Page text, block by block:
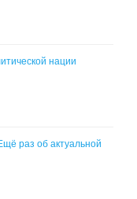
нации
раз об актуальной